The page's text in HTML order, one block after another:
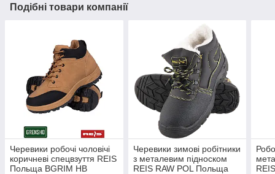
Подібні товари компанії
Черевики робочі чоловічі
коричневі спецвзуття REIS
Польща BGRIM HB
Черевики зимові робітники
з металевим підноском
REIS RAW POL Польща